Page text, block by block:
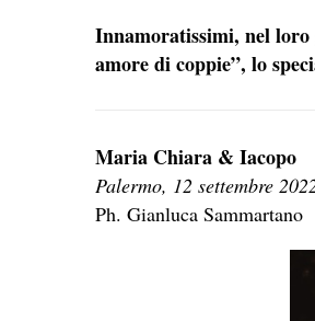
Innamoratissimi, nel loro
amore di coppie”, lo
Maria Chiara & Iacopo
Palermo, 12 settembre
Ph. Gianluca Sammartano